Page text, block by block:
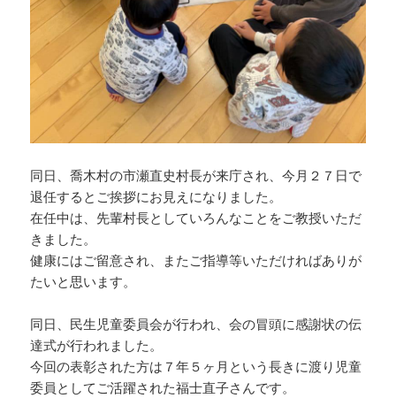
同日、喬木村の市瀬直史村長が来庁され、今月２７日で
退任するとご挨拶にお見えになりました。
在任中は、先輩村長としていろんなことをご教授いただ
きました。
健康にはご留意され、またご指導等いただければありが
たいと思います。
同日、民生児童委員会が行われ、会の冒頭に感謝状の伝
達式が行われました。
今回の表彰された方は７年５ヶ月という長きに渡り児童
委員としてご活躍された福士直子さんです。